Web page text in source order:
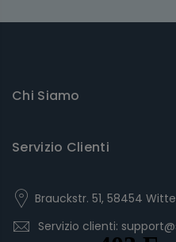
Chi Siamo
Servizio Clienti
Brauckstr. 51, 58454
Servizio clienti: